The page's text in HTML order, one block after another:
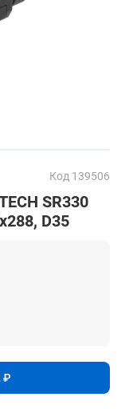
Код 139506
SR330
D35
₽